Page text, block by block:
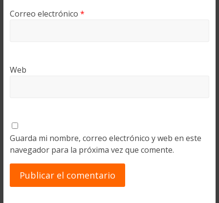
Correo electrónico *
Web
Guarda mi nombre, correo electrónico y web en este
navegador para la próxima vez que comente.